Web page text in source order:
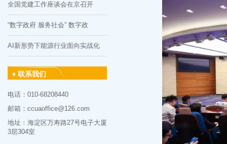
全国党建工作座谈会在京召开
“数字政府 服务社会” 数字政
AI新形势下能源行业面向实战化
♦ 联系我们
电话：010-68208440
邮箱：ccuaoffice@126.com
地址：海淀区万寿路27号电子大厦
3层304室